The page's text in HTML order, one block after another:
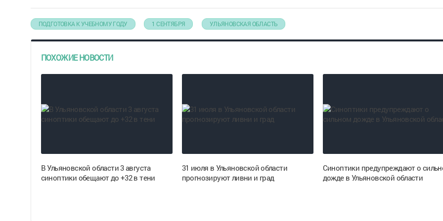
ПОДГОТОВКА К УЧЕБНОМУ ГОДУ 1 СЕНТЯБРЯ УЛЬЯНОВСКАЯ ОБЛАСТЬ
ПОХОЖИЕ НОВОСТИ
В Ульяновской области 3 августа
синоптики обещают до +32 в тени
31 июля в Ульяновской области
прогнозируют ливни и град
Синоптики предупреждают о
дожде в Ульяновской области